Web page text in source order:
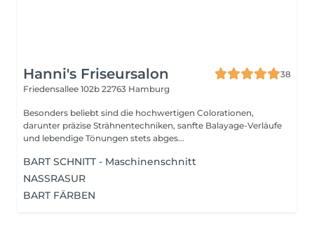
Hanni's Friseursalon
38
Friedensallee 102b 22763 Hamburg
Besonders beliebt sind die hochwertigen Colorationen,
darunter präzise Strähnentechniken, sanfte Balayage-Verläufe
und lebendige Tönungen stets abges...
BART SCHNITT - Maschinenschnitt
NASSRASUR
BART FÄRBEN